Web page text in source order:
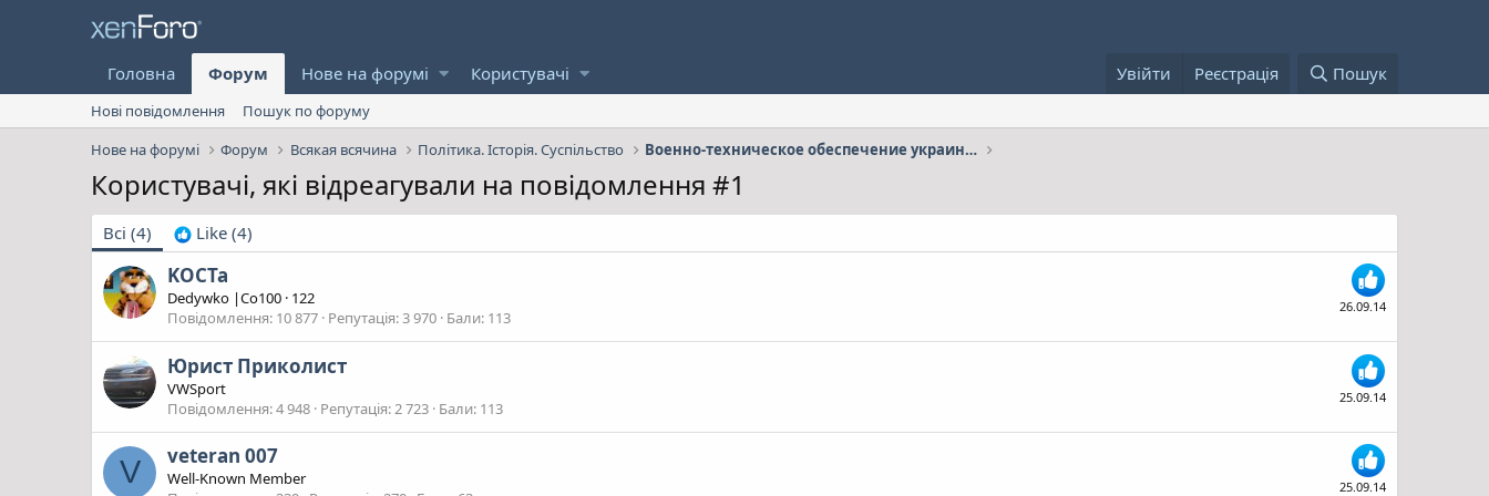
Головна Форум Нове на форумі Користувачі Увійти Реєстрація Пошук
Нові повідомлення
Пошук по форуму
Нове на форумі
Форум Всякая всячина Політика. Історія. Суспільство Военно-техническое обеспечение украинской армии.
Користувачі, які відреагували на повідомлення #1
Всі (4) Like (4)
26.09.14
KOCTa
Dedywkо |Co100 · 122
Повідомлення 10 877 Репутація 3 970 Бали 113
25.09.14
Юрист Приколист
VWSport
Повідомлення 4 948 Репутація 2 723 Бали 113
V 25.09.14
veteran 007
Well-Known Member